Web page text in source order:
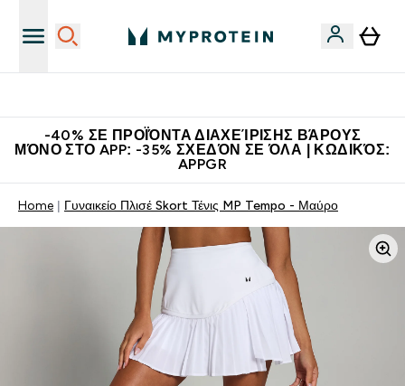
-40% ΣΕ ΠΡΟΪΌΝΤΑ ΔΙΑΧΕΊΡΙΣΗΣ ΒΆΡΟΥΣ
ΜΌΝΟ ΣΤΟ APP: -35% ΣΧΕΔΌΝ ΣΕ ΌΛΑ | ΚΩΔΙΚΌΣ:
APPGR
Home Γυναικείο Πλισέ Skort Τένις MP Tempo - Μαύρο